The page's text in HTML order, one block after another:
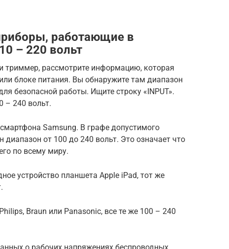
работающие в
– 220 вольт
триммер, рассмотрите информацию, которая
блоке питания. Вы обнаружите там диапазон
безопасной работы. Ищите строку «INPUT».
– 240 вольт.
Samsung. В графе допустимого
диапазон от 100 до 240 вольт. Это означает что
по всему миру.
устройство планшета Apple iPad, тот же
Braun или Panasonic, все те же 100 – 240